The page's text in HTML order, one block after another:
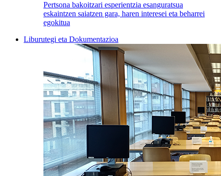
Pertsona bakoitzari esperientzia esanguratsua
eskaintzen saiatzen gara, haren interesei eta beharrei
egokitua
Liburutegi eta Dokumentazioa